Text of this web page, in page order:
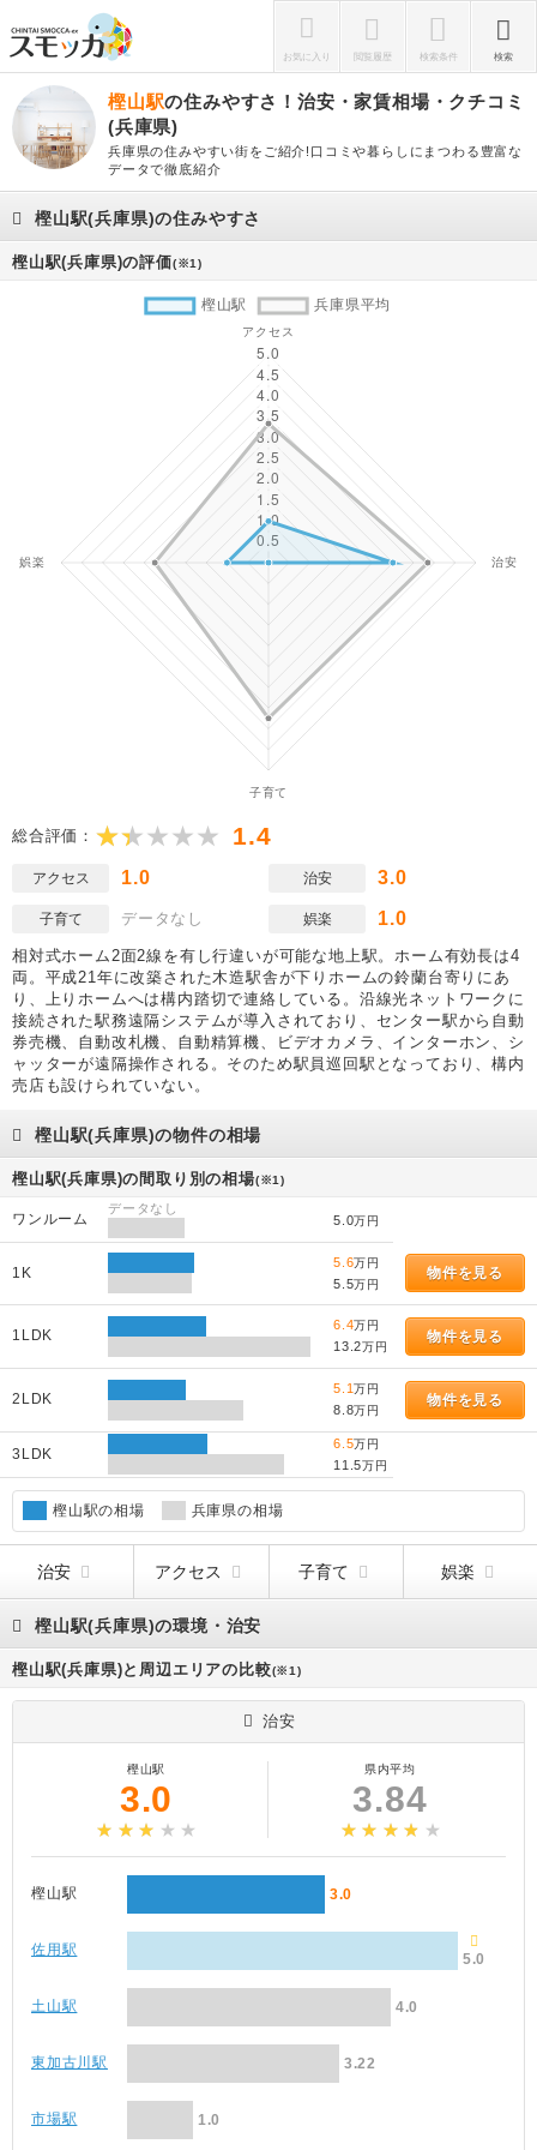
お気に入り 閲覧履歴 検索条件 検索
樫山駅の住みやすさ！治安・家賃相場・クチコミ
(兵庫県)
兵庫県の住みやすい街をご紹介!口コミや暮らしにまつわる豊富な
データで徹底紹介
樫山駅(兵庫県)の住みやすさ
樫山駅(兵庫県)の評価(※1)
総合評価： 1.4
アクセス 1.0 治安 3.0
子育て データなし 娯楽 1.0
相対式ホーム2面2線を有し行違いが可能な地上駅。ホーム有効長は4
両。平成21年に改築された木造駅舎が下りホームの鈴蘭台寄りにあ
り、上りホームへは構内踏切で連絡している。沿線光ネットワークに
接続された駅務遠隔システムが導入されており、センター駅から自動
券売機、自動改札機、自動精算機、ビデオカメラ、インターホン、シ
ャッターが遠隔操作される。そのため駅員巡回駅となっており、構内
売店も設けられていない。
樫山駅(兵庫県)の物件の相場
樫山駅(兵庫県)の間取り別の相場(※1)
ワンルーム
データなし
5.0万円
1K
5.6万円
5.5万円
物件を見る
1LDK
6.4万円
13.2万円
物件を見る
2LDK
5.1万円
8.8万円
物件を見る
3LDK
6.5万円
11.5万円
樫山駅の相場 兵庫県の相場
治安 アクセス 子育て 娯楽
樫山駅(兵庫県)の環境・治安
樫山駅(兵庫県)と周辺エリアの比較(※1)
治安
樫山駅
3.0
県内平均
3.84
樫山駅 3.0
佐用駅
5.0
土山駅 4.0
東加古川駅 3.22
市場駅 1.0